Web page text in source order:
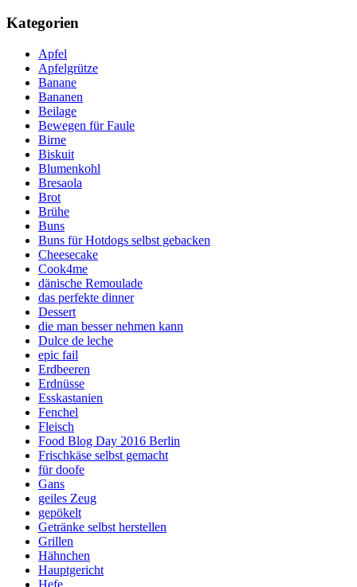
Kategorien
Apfel
Apfelgrütze
Banane
Bananen
Beilage
Bewegen für Faule
Birne
Biskuit
Blumenkohl
Bresaola
Brot
Brühe
Buns
Buns für Hotdogs selbst gebacken
Cheesecake
Cook4me
dänische Remoulade
das perfekte dinner
Dessert
die man besser nehmen kann
Dulce de leche
epic fail
Erdbeeren
Erdnüsse
Esskastanien
Fenchel
Fleisch
Food Blog Day 2016 Berlin
Frischkäse selbst gemacht
für doofe
Gans
geiles Zeug
gepökelt
Getränke selbst herstellen
Grillen
Hähnchen
Hauptgericht
Hefe